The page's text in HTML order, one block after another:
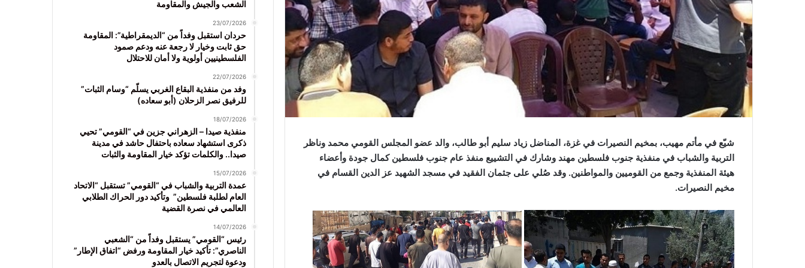
شيّع في مأتم مهيب، بمخيم النصيرات في غزة، المناضل زياد سليم أبو طالب، والد عضو المجلس القومي محمد وناظر
التربية والشباب في منفذية جنوب فلسطين مهند وشارك في التشييع منفذ عام جنوب فلسطين كمال جودة وأعضاء
هيئة المنفذية وجمع من القوميين والمواطنين. وقد صُلي على جثمان الفقيد في مسجد الشهيد عز الدين القسام في
مخيم النصيرات.
الشعب والجيش والمقاومة
23/07/2026
حردان استقبل وفداً من “الديمقراطية”: المقاومة
حق ثابت وخيار لا رجعة عنه ودعم صمود
الفلسطينيين أولوية ولا أمان للاحتلال
22/07/2026
وفد من منفذية البقاع الغربي يسلّم “وسام الثبات”
للرفيق نصر الزحلان (أبو سعاده)
18/07/2026
منفذية صيدا – الزهراني جزين في “القومي” تحيي
ذكرى استشهاد سعاده باحتفال حاشد في مدينة
صيدا.. والكلمات تؤكد خيار المقاومة والثبات
15/07/2026
عمدة التربية والشباب في “القومي” تستقبل “الاتحاد
العام لطلبة فلسطين” وتأكيد دور الحراك الطلابي
العالمي في نصرة القضية
14/07/2026
رئيس “القومي” يستقبل وفداً من “الشعبي
الناصري”: تأكيد خيار المقاومة ورفض “اتفاق الإطار”
ودعوة لتجريم الاتصال بالعدو